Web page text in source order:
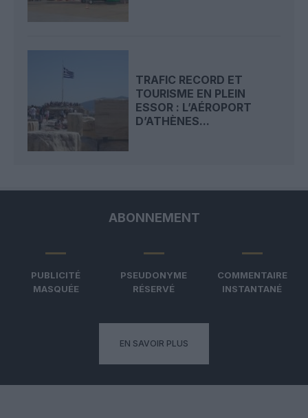
TRAFIC RECORD ET
TOURISME EN PLEIN
ESSOR : L’AÉROPORT
D’ATHÈNES...
ABONNEMENT
PUBLICITÉ
MASQUÉE
PSEUDONYME
RÉSERVÉ
COMMENTAIRE
INSTANTANÉ
EN SAVOIR PLUS